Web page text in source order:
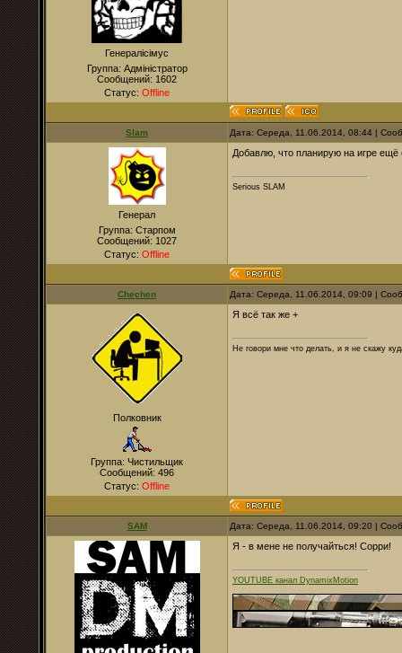
Генералісімус
Группа: Адміністратор
Сообщений: 1602
Статус: Offline
Slam Дата: Середа, 11.06.2014, 08:44 |
Генерал
Группа: Старпом
Сообщений: 1027
Статус: Offline
Добавлю, что планирую на игре
Serious SLAM
Chechen Дата: Середа, 11.06.2014, 09:09 |
Полковник
Группа: Чистильщик
Сообщений: 496
Статус: Offline
Я всё так же +
Не говори мне что делать, и я не скажу
SAM Дата: Середа, 11.06.2014, 09:20 |
Я - в мене не получайться! Сорри!
YOUTUBE канал DynamixMotion